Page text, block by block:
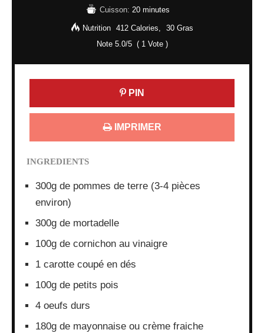
Cuisson: 20 minutes
Nutrition 412 Calories
30 Gras
Note 5.0/5 ( 1 Vote )
PIN
IMPRIMER
INGREDIENTS
300g de pommes de terre (3-4 pièces
environ)
300g de mortadelle
100g de cornichon au vinaigre
1 carotte coupé en dés
100g de petits pois
4 oeufs durs
180g de mayonnaise ou crème fraiche